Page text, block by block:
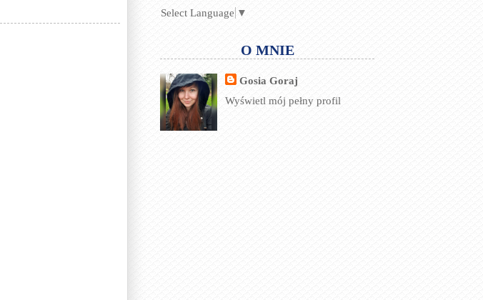
Select Language ▼
O MNIE
Gosia Goraj
Wyświetl mój pełny profil